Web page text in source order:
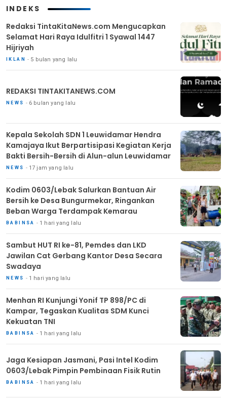
INDEKS
Redaksi TintaKitaNews.com Mengucapkan
Selamat Hari Raya Idulfitri 1 Syawal 1447
Hijriyah
IKLAN 5 bulan yang lalu
REDAKSI TINTAKITANEWS.COM
NEWS 6 bulan yang lalu
Kepala Sekolah SDN 1 Leuwidamar Hendra
Kamajaya Ikut Berpartisipasi Kegiatan Kerja
Bakti Bersih-Bersih di Alun-alun Leuwidamar
NEWS 17 jam yang lalu
Kodim 0603/Lebak Salurkan Bantuan Air
Bersih ke Desa Bungurmekar, Ringankan
Beban Warga Terdampak Kemarau
BABINSA 1 hari yang lalu
Sambut HUT RI ke-81, Pemdes dan LKD
Jawilan Cat Gerbang Kantor Desa Secara
Swadaya
NEWS 1 hari yang lalu
Menhan RI Kunjungi Yonif TP 898/PC di
Kampar, Tegaskan Kualitas SDM Kunci
Kekuatan TNI
BABINSA 1 hari yang lalu
Jaga Kesiapan Jasmani, Pasi Intel Kodim
0603/Lebak Pimpin Pembinaan Fisik Rutin
BABINSA 1 hari yang lalu